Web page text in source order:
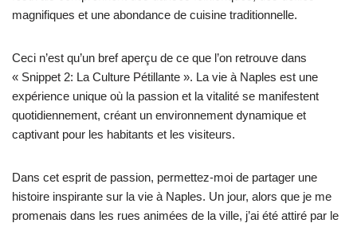
magnifiques et une abondance de cuisine traditionnelle.
Ceci n’est qu’un bref aperçu de ce que l’on retrouve dans
« Snippet 2: La Culture Pétillante ». La vie à Naples est une
expérience unique où la passion et la vitalité se manifestent
quotidiennement, créant un environnement dynamique et
captivant pour les habitants et les visiteurs.
Dans cet esprit de passion, permettez-moi de partager une
histoire inspirante sur la vie à Naples. Un jour, alors que je me
promenais dans les rues animées de la ville, j’ai été attiré par le